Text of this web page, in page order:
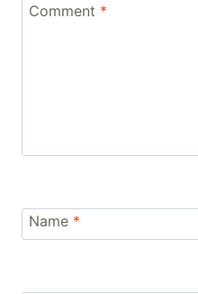
Comment *
Name *